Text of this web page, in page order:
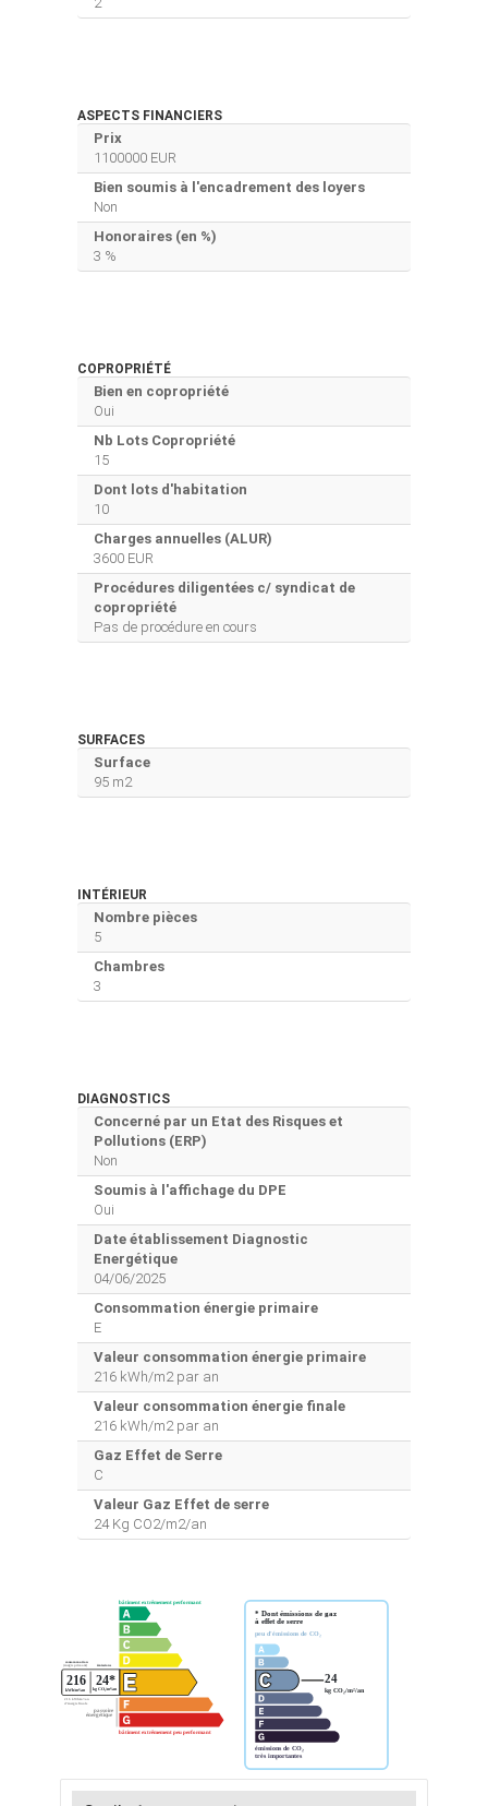
ASPECTS FINANCIERS
Prix
1100000 EUR
Bien soumis à l'encadrement des loyers
Non
Honoraires (en %)
3 %
COPROPRIÉTÉ
Bien en copropriété
Oui
Nb Lots Copropriété
15
Dont lots d'habitation
10
Charges annuelles (ALUR)
3600 EUR
Procédures diligentées c/ syndicat de
copropriété
Pas de procédure en cours
SURFACES
Surface
95 m2
INTÉRIEUR
Nombre pièces
5
Chambres
3
DIAGNOSTICS
Concerné par un Etat des Risques et
Pollutions (ERP)
Non
Soumis à l'affichage du DPE
Oui
Date établissement Diagnostic
Energétique
04/06/2025
Consommation énergie primaire
E
Valeur consommation énergie primaire
216 kWh/m2 par an
Valeur consommation énergie finale
216 kWh/m2 par an
Gaz Effet de Serre
C
Valeur Gaz Effet de serre
24 Kg CO2/m2/an